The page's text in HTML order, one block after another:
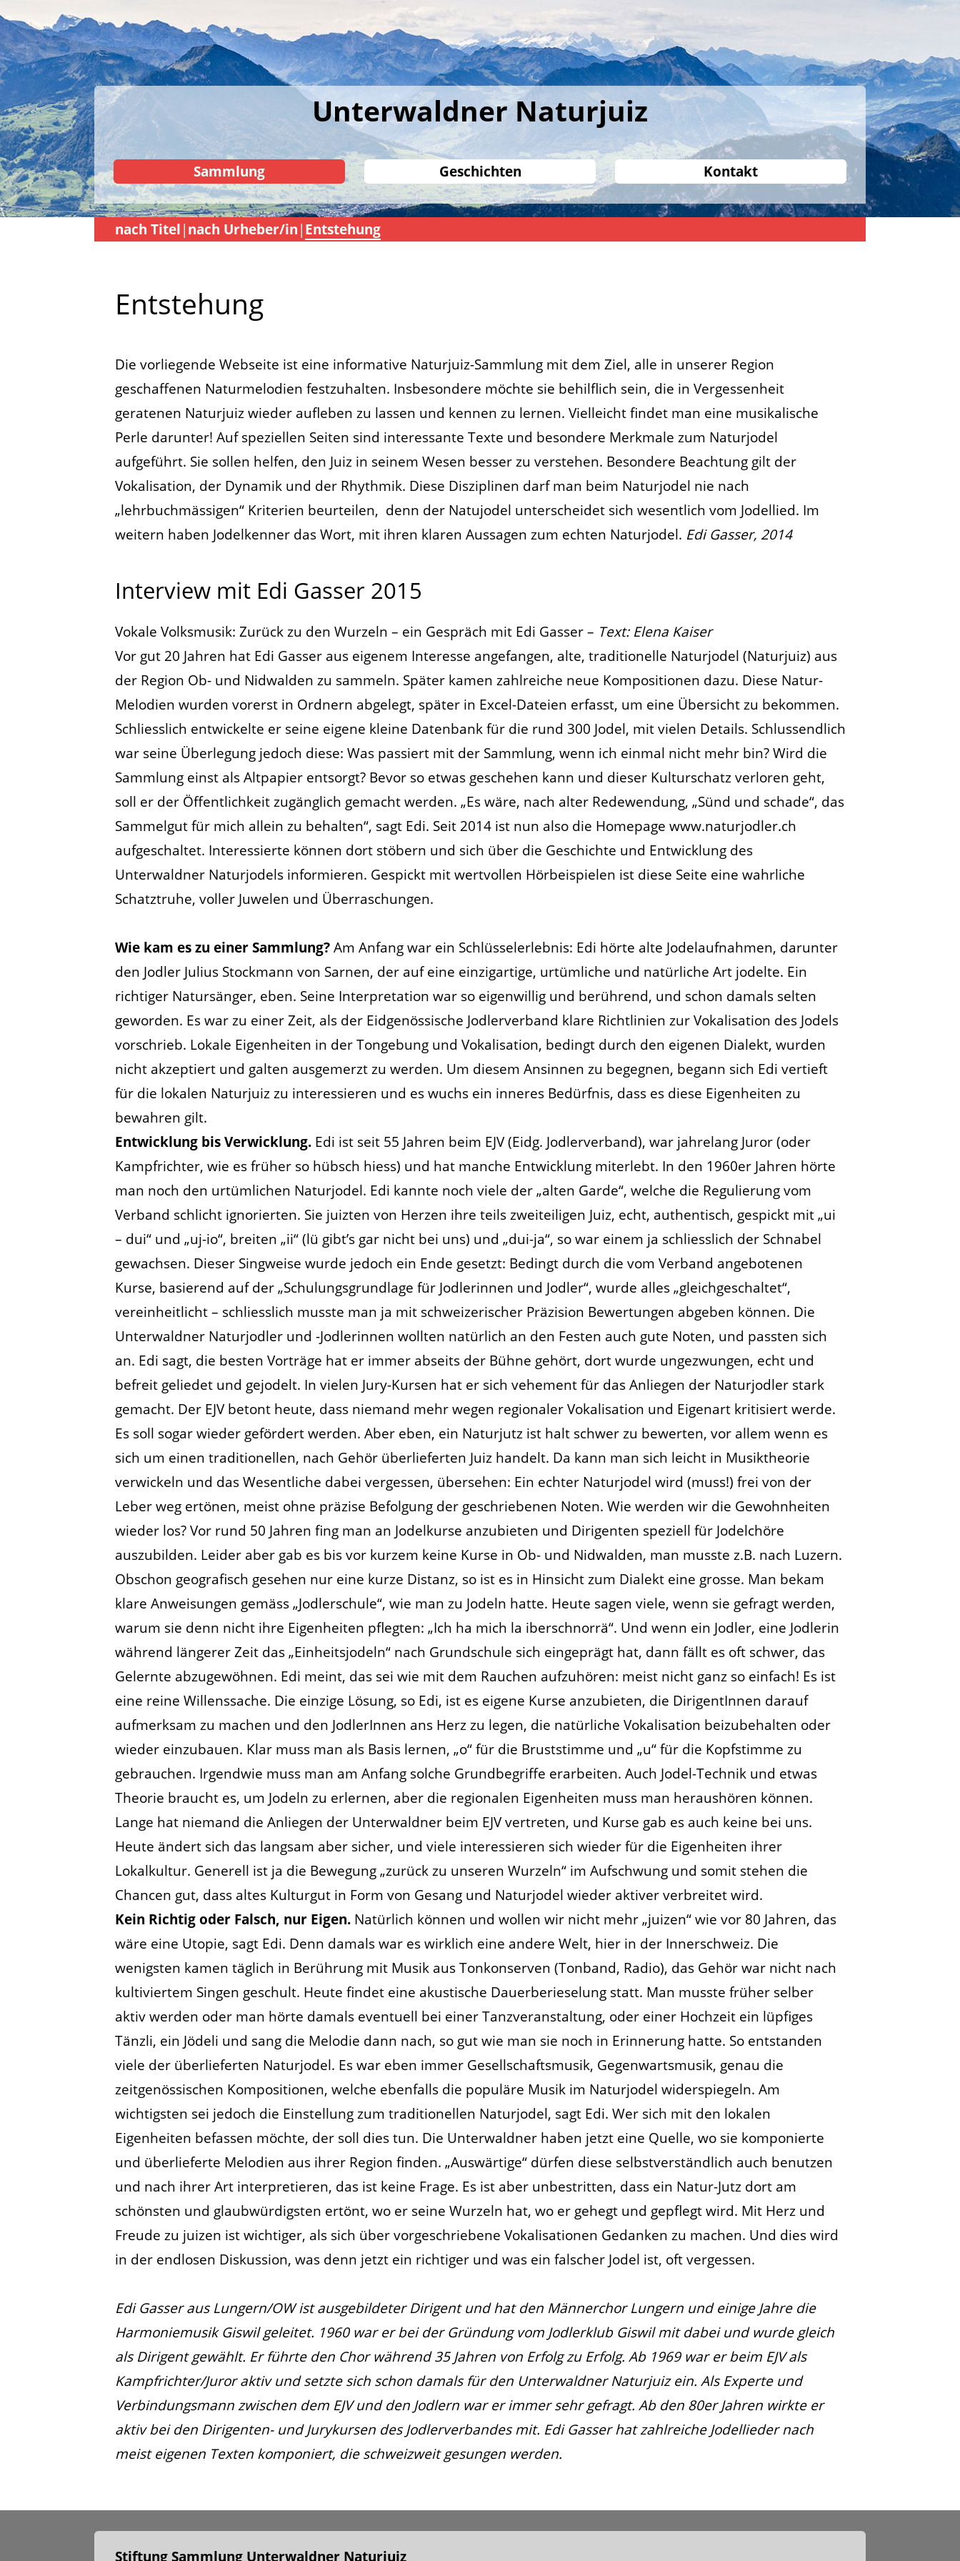
Unterwaldner Naturjuiz
Sammlung
nach Titel nach Urheber/in Entstehung
Geschichten Kontakt
Entstehung
Die vorliegende Webseite ist eine informative Naturjuiz-Sammlung mit dem Ziel, alle in unserer Region
geschaffenen Naturmelodien festzuhalten. Insbesondere möchte sie behilflich sein, die in Vergessenheit
geratenen Naturjuiz wieder aufleben zu lassen und kennen zu lernen. Vielleicht findet man eine musikalische
Perle darunter! Auf speziellen Seiten sind interessante Texte und besondere Merkmale zum Naturjodel
aufgeführt. Sie sollen helfen, den Juiz in seinem Wesen besser zu verstehen. Besondere Beachtung gilt der
Vokalisation, der Dynamik und der Rhythmik. Diese Disziplinen darf man beim Naturjodel nie nach
„lehrbuchmässigen“ Kriterien beurteilen, denn der Natujodel unterscheidet sich wesentlich vom Jodellied. Im
weitern haben Jodelkenner das Wort, mit ihren klaren Aussagen zum echten Naturjodel. Edi Gasser, 2014
Interview mit Edi Gasser 2015
Vokale Volksmusik: Zurück zu den Wurzeln – ein Gespräch mit Edi Gasser – Text: Elena Kaiser
Vor gut 20 Jahren hat Edi Gasser aus eigenem Interesse angefangen, alte, traditionelle Naturjodel (Naturjuiz) aus
der Region Ob- und Nidwalden zu sammeln. Später kamen zahlreiche neue Kompositionen dazu. Diese Natur-
Melodien wurden vorerst in Ordnern abgelegt, später in Excel-Dateien erfasst, um eine Übersicht zu bekommen.
Schliesslich entwickelte er seine eigene kleine Datenbank für die rund 300 Jodel, mit vielen Details. Schlussendlich
war seine Überlegung jedoch diese: Was passiert mit der Sammlung, wenn ich einmal nicht mehr bin? Wird die
Sammlung einst als Altpapier entsorgt? Bevor so etwas geschehen kann und dieser Kulturschatz verloren geht,
soll er der Öffentlichkeit zugänglich gemacht werden. „Es wäre, nach alter Redewendung, „Sünd und schade“, das
Sammelgut für mich allein zu behalten“, sagt Edi. Seit 2014 ist nun also die Homepage www.naturjodler.ch
aufgeschaltet. Interessierte können dort stöbern und sich über die Geschichte und Entwicklung des
Unterwaldner Naturjodels informieren. Gespickt mit wertvollen Hörbeispielen ist diese Seite eine wahrliche
Schatztruhe, voller Juwelen und Überraschungen.
Wie kam es zu einer Sammlung?Am Anfang war ein Schlüsselerlebnis: Edi hörte alte Jodelaufnahmen, darunter
den Jodler Julius Stockmann von Sarnen, der auf eine einzigartige, urtümliche und natürliche Art jodelte. Ein
richtiger Natursänger, eben. Seine Interpretation war so eigenwillig und berührend, und schon damals selten
geworden. Es war zu einer Zeit, als der Eidgenössische Jodlerverband klare Richtlinien zur Vokalisation des Jodels
vorschrieb. Lokale Eigenheiten in der Tongebung und Vokalisation, bedingt durch den eigenen Dialekt, wurden
nicht akzeptiert und galten ausgemerzt zu werden. Um diesem Ansinnen zu begegnen, begann sich Edi vertieft
für die lokalen Naturjuiz zu interessieren und es wuchs ein inneres Bedürfnis, dass es diese Eigenheiten zu
bewahren gilt.
Entwicklung bis Verwicklung. Edi ist seit 55 Jahren beim EJV (Eidg. Jodlerverband), war jahrelang Juror (oder
Kampfrichter, wie es früher so hübsch hiess) und hat manche Entwicklung miterlebt. In den 1960er Jahren hörte
man noch den urtümlichen Naturjodel. Edi kannte noch viele der „alten Garde“, welche die Regulierung vom
Verband schlicht ignorierten. Sie juizten von Herzen ihre teils zweiteiligen Juiz, echt, authentisch, gespickt mit „ui
– dui“ und „uj-io“, breiten „ii“ (lü gibt’s gar nicht bei uns) und „dui-ja“, so war einem ja schliesslich der Schnabel
gewachsen. Dieser Singweise wurde jedoch ein Ende gesetzt: Bedingt durch die vom Verband angebotenen
Kurse, basierend auf der „Schulungsgrundlage für Jodlerinnen und Jodler“, wurde alles „gleichgeschaltet“,
vereinheitlicht – schliesslich musste man ja mit schweizerischer Präzision Bewertungen abgeben können. Die
Unterwaldner Naturjodler und -Jodlerinnen wollten natürlich an den Festen auch gute Noten, und passten sich
an. Edi sagt, die besten Vorträge hat er immer abseits der Bühne gehört, dort wurde ungezwungen, echt und
befreit geliedet und gejodelt. In vielen Jury-Kursen hat er sich vehement für das Anliegen der Naturjodler stark
gemacht. Der EJV betont heute, dass niemand mehr wegen regionaler Vokalisation und Eigenart kritisiert werde.
Es soll sogar wieder gefördert werden. Aber eben, ein Naturjutz ist halt schwer zu bewerten, vor allem wenn es
sich um einen traditionellen, nach Gehör überlieferten Juiz handelt. Da kann man sich leicht in Musiktheorie
verwickeln und das Wesentliche dabei vergessen, übersehen: Ein echter Naturjodel wird (muss!) frei von der
Leber weg ertönen, meist ohne präzise Befolgung der geschriebenen Noten. Wie werden wir die Gewohnheiten
wieder los? Vor rund 50 Jahren fing man an Jodelkurse anzubieten und Dirigenten speziell für Jodelchöre
auszubilden. Leider aber gab es bis vor kurzem keine Kurse in Ob- und Nidwalden, man musste z.B. nach Luzern.
Obschon geografisch gesehen nur eine kurze Distanz, so ist es in Hinsicht zum Dialekt eine grosse. Man bekam
klare Anweisungen gemäss „Jodlerschule“, wie man zu Jodeln hatte. Heute sagen viele, wenn sie gefragt werden,
warum sie denn nicht ihre Eigenheiten pflegten: „Ich ha mich la iberschnorrä“. Und wenn ein Jodler, eine Jodlerin
während längerer Zeit das „Einheitsjodeln“ nach Grundschule sich eingeprägt hat, dann fällt es oft schwer, das
Gelernte abzugewöhnen. Edi meint, das sei wie mit dem Rauchen aufzuhören: meist nicht ganz so einfach! Es ist
eine reine Willenssache. Die einzige Lösung, so Edi, ist es eigene Kurse anzubieten, die DirigentInnen darauf
aufmerksam zu machen und den JodlerInnen ans Herz zu legen, die natürliche Vokalisation beizubehalten oder
wieder einzubauen. Klar muss man als Basis lernen, „o“ für die Bruststimme und „u“ für die Kopfstimme zu
gebrauchen. Irgendwie muss man am Anfang solche Grundbegriffe erarbeiten. Auch Jodel-Technik und etwas
Theorie braucht es, um Jodeln zu erlernen, aber die regionalen Eigenheiten muss man heraushören können.
Lange hat niemand die Anliegen der Unterwaldner beim EJV vertreten, und Kurse gab es auch keine bei uns.
Heute ändert sich das langsam aber sicher, und viele interessieren sich wieder für die Eigenheiten ihrer
Lokalkultur. Generell ist ja die Bewegung „zurück zu unseren Wurzeln“ im Aufschwung und somit stehen die
Chancen gut, dass altes Kulturgut in Form von Gesang und Naturjodel wieder aktiver verbreitet wird.
Kein Richtig oder Falsch, nur Eigen. Natürlich können und wollen wir nicht mehr „juizen“ wie vor 80 Jahren, das
wäre eine Utopie, sagt Edi. Denn damals war es wirklich eine andere Welt, hier in der Innerschweiz. Die
wenigsten kamen täglich in Berührung mit Musik aus Tonkonserven (Tonband, Radio), das Gehör war nicht nach
kultiviertem Singen geschult. Heute findet eine akustische Dauerberieselung statt. Man musste früher selber
aktiv werden oder man hörte damals eventuell bei einer Tanzveranstaltung, oder einer Hochzeit ein lüpfiges
Tänzli, ein Jödeli und sang die Melodie dann nach, so gut wie man sie noch in Erinnerung hatte. So entstanden
viele der überlieferten Naturjodel. Es war eben immer Gesellschaftsmusik, Gegenwartsmusik, genau die
zeitgenössischen Kompositionen, welche ebenfalls die populäre Musik im Naturjodel widerspiegeln. Am
wichtigsten sei jedoch die Einstellung zum traditionellen Naturjodel, sagt Edi. Wer sich mit den lokalen
Eigenheiten befassen möchte, der soll dies tun. Die Unterwaldner haben jetzt eine Quelle, wo sie komponierte
und überlieferte Melodien aus ihrer Region finden. „Auswärtige“ dürfen diese selbstverständlich auch benutzen
und nach ihrer Art interpretieren, das ist keine Frage. Es ist aber unbestritten, dass ein Natur-Jutz dort am
schönsten und glaubwürdigsten ertönt, wo er seine Wurzeln hat, wo er gehegt und gepflegt wird. Mit Herz und
Freude zu juizen ist wichtiger, als sich über vorgeschriebene Vokalisationen Gedanken zu machen. Und dies wird
in der endlosen Diskussion, was denn jetzt ein richtiger und was ein falscher Jodel ist, oft vergessen.
Edi Gasser aus Lungern/OW ist ausgebildeter Dirigent und hat den Männerchor Lungern und einige Jahre die
Harmoniemusik Giswil geleitet. 1960 war er bei der Gründung vom Jodlerklub Giswil mit dabei und wurde gleich
als Dirigent gewählt. Er führte den Chor während 35 Jahren von Erfolg zu Erfolg. Ab 1969 war er beim EJV als
Kampfrichter/Juror aktiv und setzte sich schon damals für den Unterwaldner Naturjuiz ein. Als Experte und
Verbindungsmann zwischen dem EJV und den Jodlern war er immer sehr gefragt. Ab den 80er Jahren wirkte er
aktiv bei den Dirigenten- und Jurykursen des Jodlerverbandes mit. Edi Gasser hat zahlreiche Jodellieder nach
meist eigenen Texten komponiert, die schweizweit gesungen werden.
Stiftung Sammlung Unterwaldner Naturjuiz